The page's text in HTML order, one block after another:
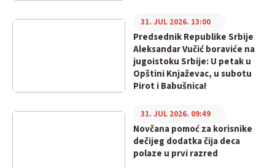
Predsednik Republike Srbije
Aleksandar Vučić boraviće na
jugoistoku Srbije: U petak u
Opštini Knjaževac, u subotu
Pirot i Babušnica!
31. JUL 2026. 13:00
Novčana pomoć za korisnike
dečijeg dodatka čija deca
polaze u prvi razred
31. JUL 2026. 09:49